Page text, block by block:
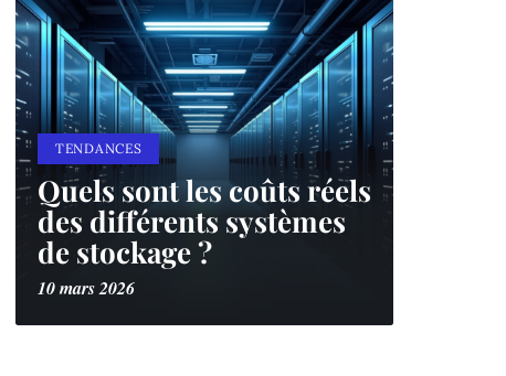
TENDANCES
Quels sont les coûts réels
des différents systèmes
de stockage ?
10 mars 2026